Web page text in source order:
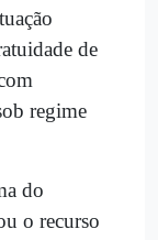
de
regime
do
o recurso